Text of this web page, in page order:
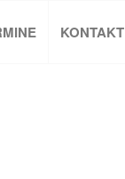
KONTAKT